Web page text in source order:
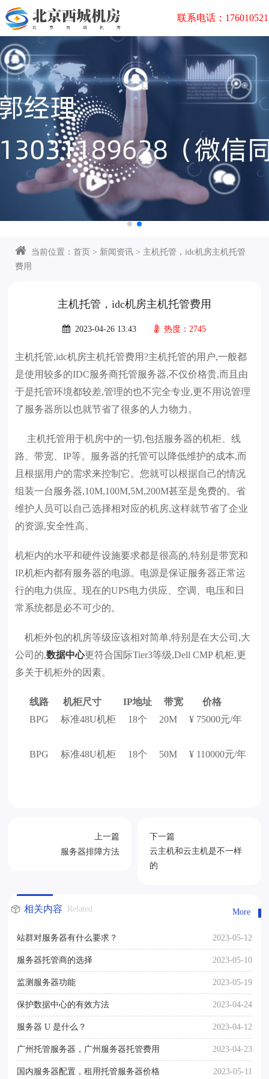
联系电话：
当前位置：首页 > 新闻资讯 > 主机托管，idc机房主机托管
费用
主机托管，idc机房主机托管费用
2023-04-26 13:43 热度：2745
主机托管,idc机房主机托管费用?主机托管的用户,一般都
是使用较多的IDC服务商托管服务器,不仅价格贵,而且由
于是托管环境都较差,管理的也不完全专业,更不用说管理
了服务器所以也就节省了很多的人力物力。
主机托管用于机房中的一切,包括服务器的机柜、线
路、带宽、IP等。服务器的托管可以降低维护的成本,而
且根据用户的需求来控制它。您就可以根据自己的情况
组装一台服务器,10M,100M,5M,200M甚至是免费的。省
维护人员可以自己选择相对应的机房,这样就节省了企业
的资源,安全性高。
机柜内的水平和硬件设施要求都是很高的,特别是带宽和
IP,机柜内都有服务器的电源。电源是保证服务器正常运
行的电力供应。现在的UPS电力供应、空调、电压和日
常系统都是必不可少的。
机柜外包的机房等级应该相对简单,特别是在大公司,大
公司的,数据中心更符合国际Tier3等级,Dell CMP 机柜,更
多关于机柜外的因素。
线路 机柜尺寸 IP地址 带宽 价格
BPG 标准48U机柜 18个 20M ¥ 75000元/年
BPG 标准48U机柜 18个 50M ¥ 110000元/年
上一篇
服务器排障方法
下一篇
云主机和云主机是不一样
的
相关内容 Related More
站群对服务器有什么要求？ 2023-05-12
服务器托管商的选择 2023-05-10
监测服务器功能 2023-05-19
保护数据中心的有效方法 2023-04-24
服务器 U 是什么？ 2023-04-12
广州托管服务器，广州服务器托管费用 2023-04-23
国内服务器配置，租用托管服务器价格 2023-05-11